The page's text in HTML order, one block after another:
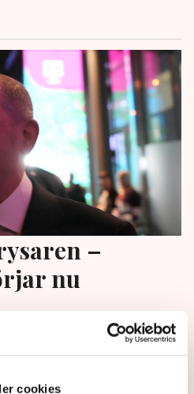
cookies
–
nu
blir största parti med 25,7
1,6 procentenheter mer än